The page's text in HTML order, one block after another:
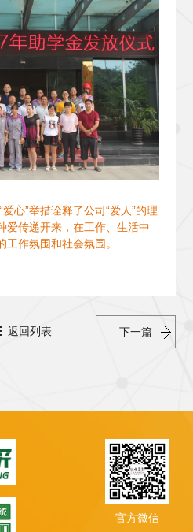
心”举措诠释了公司“爱人”的理
爱传递开来，在工作、生活中
作氛围和社会氛围。
下一篇
返回列表
官方微信